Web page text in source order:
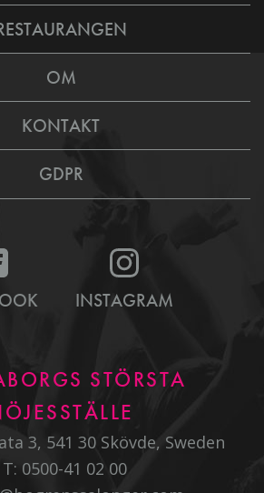
OM
KONTAKT
GDPR
INSTAGRAM
STÖRSTA
3, 541 30 Skövde, Sweden
T: 0500-41 02 00